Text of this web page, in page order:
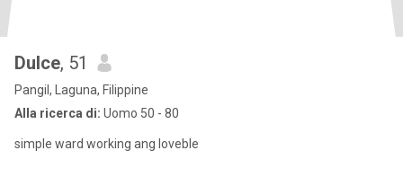
Dulce, 51
Pangil, Laguna, Filippine
Alla ricerca di: Uomo 50 - 80
simple ward working ang loveble